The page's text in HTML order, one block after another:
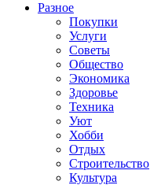
Разное
Покупки
Услуги
Советы
Общество
Экономика
Здоровье
Техника
Уют
Хобби
Отдых
Строительство
Культура